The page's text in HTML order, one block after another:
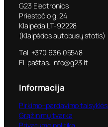
G23 Electronics
Priestočio g. 24
Klaipėda LT-92228
(Klaipėdos autobusų stotis)
Tel. +370 636 05548
El. paštas: info@g23.lt
Informacija
Pirkimo–pardavimo taisyklės
Grąžinimų tvarka